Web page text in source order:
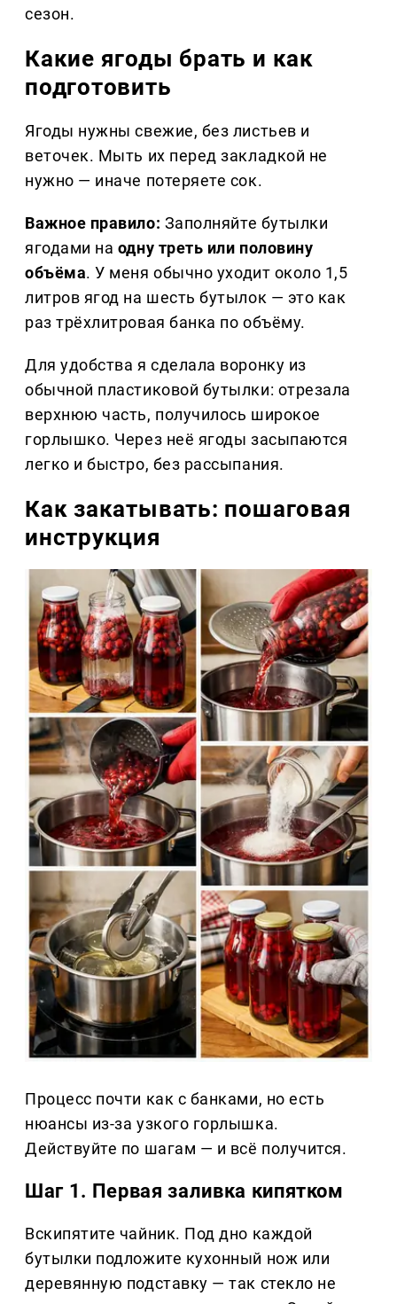
сезон.
Какие ягоды брать и как
подготовить
Ягоды нужны свежие, без листьев и
веточек. Мыть их перед закладкой не
нужно — иначе потеряете сок.
Важное правило: Заполняйте бутылки
ягодами на одну треть или половину
объёма. У меня обычно уходит около 1,5
литров ягод на шесть бутылок — это как
раз трёхлитровая банка по объёму.
Для удобства я сделала воронку из
обычной пластиковой бутылки: отрезала
верхнюю часть, получилось широкое
горлышко. Через неё ягоды засыпаются
легко и быстро, без рассыпания.
Как закатывать: пошаговая
инструкция
Процесс почти как с банками, но есть
нюансы из-за узкого горлышка.
Действуйте по шагам — и всё получится.
Шаг 1. Первая заливка кипятком
Вскипятите чайник. Под дно каждой
бутылки подложите кухонный нож или
деревянную подставку — так стекло не